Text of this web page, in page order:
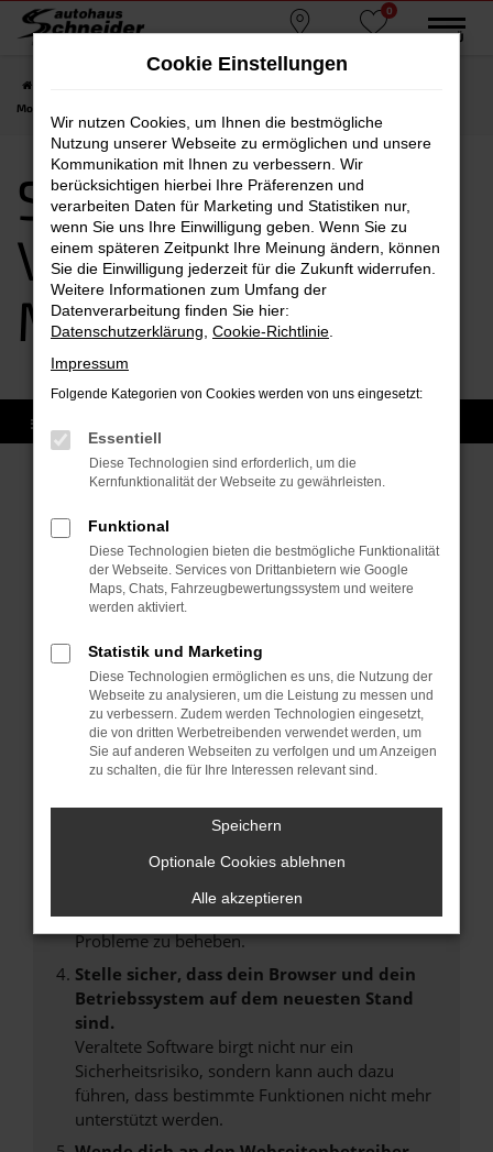
Zum
0
MENÜ
Moosburg
Seat Ibiza
Vorführwagen
Moosburg
Fehler: Network Error
Beim Laden ist ein Fehler aufgetreten.
Hier sind ein paar Tipps, die dir helfen können:
Internetverbindung.
Laden andere Webseiten, zum Beispiel deine
Suchmaschine?
Prüfe deine Browsererweiterungen.
Manche Erweiterungen, wie Werbeblocker,
verhindern. Funktioniert die Seite in einem
anderen Browser oder in einem privaten
Starte dein Gerät neu.
Das kann manchmal helfen, vorübergehende
Probleme zu beheben.
Stelle sicher, dass dein Browser und dein
Betriebssystem auf dem neuesten Stand
sind.
Veraltete Software birgt nicht nur ein
Sicherheitsrisiko, sondern kann auch dazu
führen, dass bestimmte Funktionen nicht mehr
unterstützt werden.
Cookie Einstellungen
Wir nutzen Cookies, um Ihnen die bestmögliche
Nutzung unserer Webseite zu ermöglichen und unsere
Kommunikation mit Ihnen zu verbessern. Wir
berücksichtigen hierbei Ihre Präferenzen und
verarbeiten Daten für Marketing und Statistiken nur,
wenn Sie uns Ihre Einwilligung geben. Wenn Sie zu
einem späteren Zeitpunkt Ihre Meinung ändern, können
Sie die Einwilligung jederzeit für die Zukunft widerrufen.
Weitere Informationen zum Umfang der
Datenverarbeitung finden Sie hier:
Datenschutzerklärung Cookie-Richtlinie
Impressum
Folgende Kategorien von Cookies werden von uns eingesetzt:
Essentiell
Diese Technologien sind erforderlich, um die
Kernfunktionalität der Webseite zu gewährleisten.
Funktional
Diese Technologien bieten die bestmögliche Funktionalität
der Webseite. Services von Drittanbietern wie Google
Maps, Chats, Fahrzeugbewertungssystem und weitere
werden aktiviert.
Statistik und Marketing
Diese Technologien ermöglichen es uns, die Nutzung der
Webseite zu analysieren, um die Leistung zu messen und
zu verbessern. Zudem werden Technologien eingesetzt,
die von dritten Werbetreibenden verwendet werden, um
Sie auf anderen Webseiten zu verfolgen und um Anzeigen
zu schalten, die für Ihre Interessen relevant sind.
Speichern
Optionale Cookies ablehnen
Alle akzeptieren